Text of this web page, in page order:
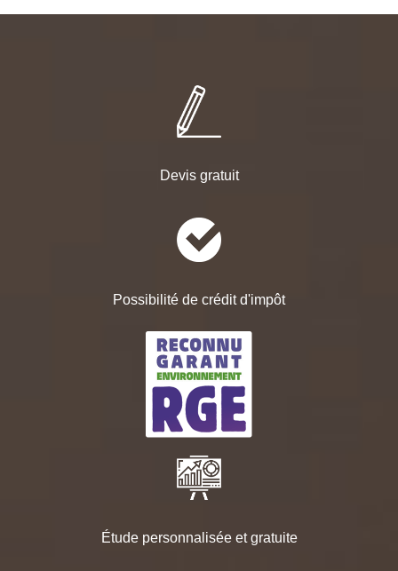
Devis gratuit
Possibilité de crédit d'impôt
Étude personnalisée et gratuite